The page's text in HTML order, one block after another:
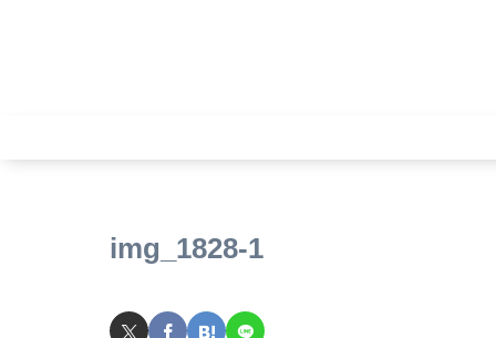
img_1828-1